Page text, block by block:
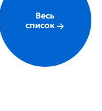
Весь
список